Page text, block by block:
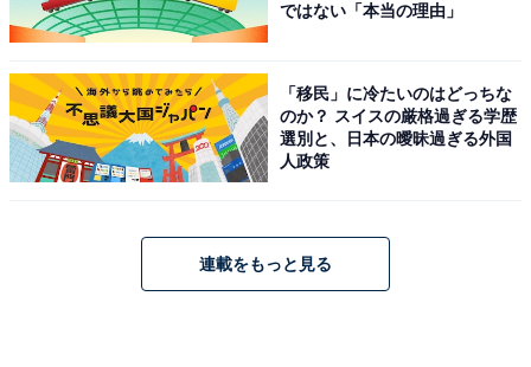
ただし、重さがあるものを入れる場合には、テープで補
が、本や食器など重みがあるものの場合、底が抜けてし
まうこともあります。
ではない「本当の理由」
「移民」に冷たいのはどっちな
のか？ スイスの厳格過ぎる学歴
選別と、日本の曖昧過ぎる外国
人政策
連載をもっと見る